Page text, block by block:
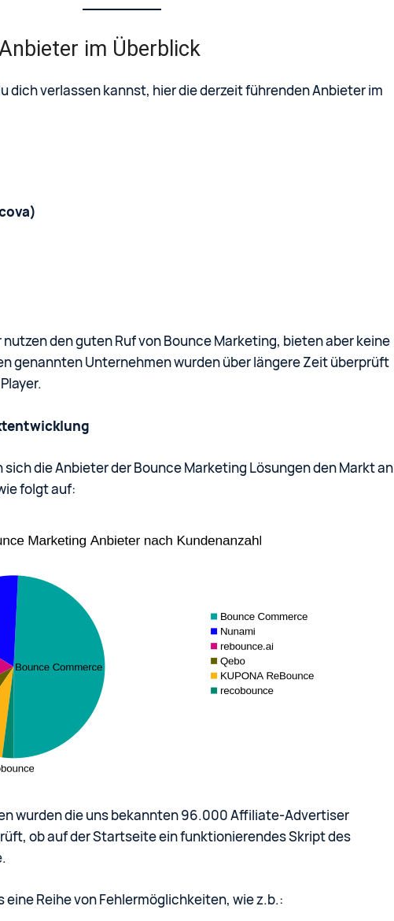
im Überblick
dich verlassen kannst, hier die derzeit führenden Anbieter im
den guten Ruf von Bounce Marketing, bieten aber keine
genannten Unternehmen wurden über längere Zeit überprüft
die Anbieter der Bounce Marketing Lösungen den Markt an
folgt auf:
wurden die uns bekannten 96.000 Affiliate-Advertiser
ob auf der Startseite ein funktionierendes Skript des
eine Reihe von Fehlermöglichkeiten, wie z.b.: